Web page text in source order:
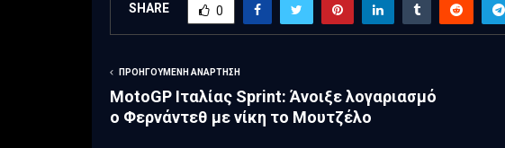
SHARE 0
ΠΡΟΗΓΟΎΜΕΝΗ ΑΝΆΡΤΗΣΗ
MotoGP Ιταλίας Sprint: Άνοιξε λογαριασμό
ο Φερνάντεθ με νίκη το Μουτζέλο